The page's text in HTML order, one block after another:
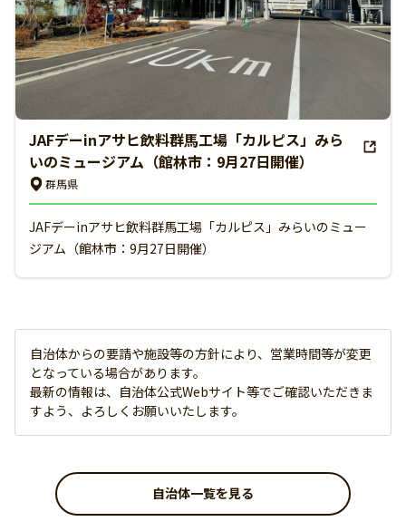
JAFデーinアサヒ飲料群馬工場「カルピス」みら
いのミュージアム（館林市：9月27日開催）
群馬県
JAFデーinアサヒ飲料群馬工場「カルピス」みらいのミュー
ジアム（館林市：9月27日開催）
自治体からの要請や施設等の方針により、営業時間等が変更
となっている場合があります。
最新の情報は、自治体公式Webサイト等でご確認いただきま
すよう、よろしくお願いいたします。
自治体一覧を見る